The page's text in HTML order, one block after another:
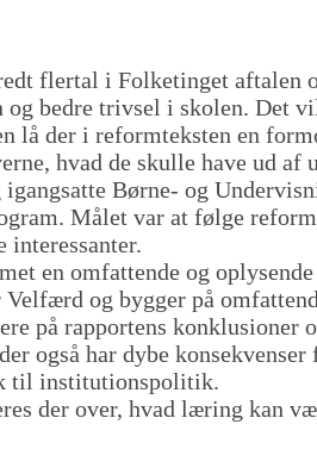
flertal i Folketinget aftalen
bedre trivsel i skolen. Det
lå der i reformteksten en
hvad de skulle have ud af
igangsatte Børne- og
Målet var at følge
interessanter.
en omfattende og
Velfærd og bygger på
på rapportens konklusioner
også har dybe
til institutionspolitik.
der over, hvad læring kan